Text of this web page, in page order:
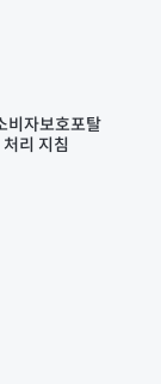
비자보호포탈
리 지침